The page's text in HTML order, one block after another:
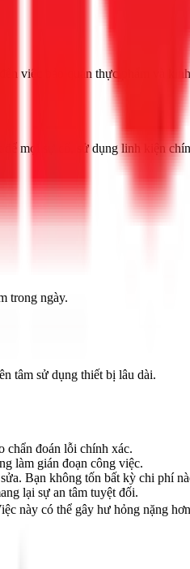
việc bảo quản thực phẩm và kinh
mọi sự cố, sử dụng linh kiện
trong ngày.
tâm sử dụng thiết bị lâu dài.
chẩn đoán lỗi chính xác.
làm gián đoạn công việc.
Bạn không tốn bất kỳ chi phí
lại sự an tâm tuyệt đối.
này có thể gây hư hỏng nặng